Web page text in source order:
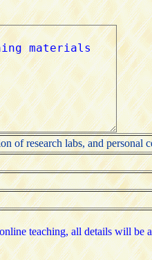
of research labs, and personal
teaching, all details will be